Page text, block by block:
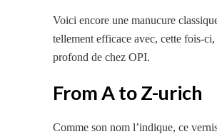
Voici encore une manucure
tellement efficace avec, cette fois-
profond de chez OPI.
From A to Z-urich
Comme son nom l’indique, ce